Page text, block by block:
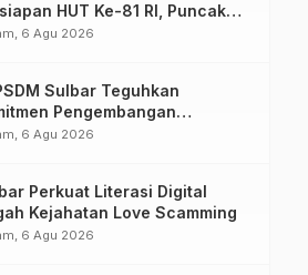
HUT Ke-81 RI, Puncak
di Lapangan Ahmad
6 Agu 2026
Sulbar Teguhkan
Pengembangan
ASN melalui
6 Agu 2026
Perkuat Literasi Digital
Kejahatan Love Scamming
6 Agu 2026